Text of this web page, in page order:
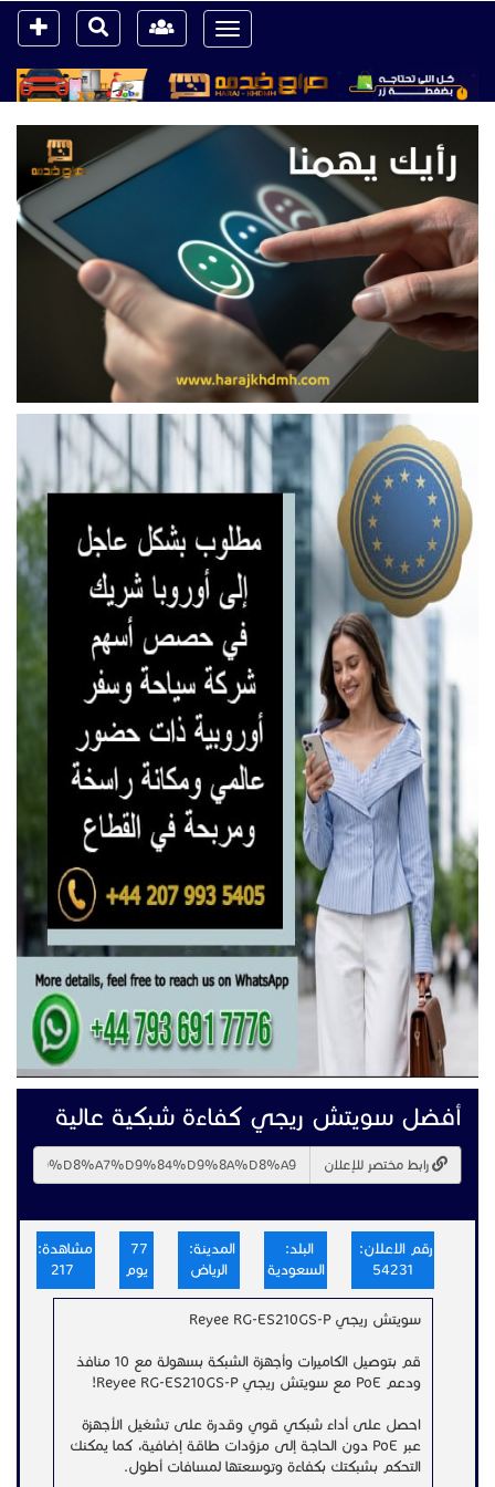
Toggle
navigation
أفضل سويتش ريجي كفاءة شبكية عالية
رابط مختصر للإعلان
رقم الاعلان:
54231
البلد:
السعودية
المدينة:
الرياض
77
يوم
مشاهدة:
سويتش ريجي Reyee RG-ES210GS-P
قم بتوصيل الكاميرات وأجهزة الشبكة بسهولة مع 10 منافذ
ودعم PoE مع سويتش ريجي Reyee RG-ES210GS-P!
احصل على أداء شبكي قوي وقدرة على تشغيل الأجهزة
عبر PoE دون الحاجة إلى مزوّدات طاقة إضافية، كما يمكنك
التحكم بشبكتك بكفاءة وتوسعتها لمسافات أطول.